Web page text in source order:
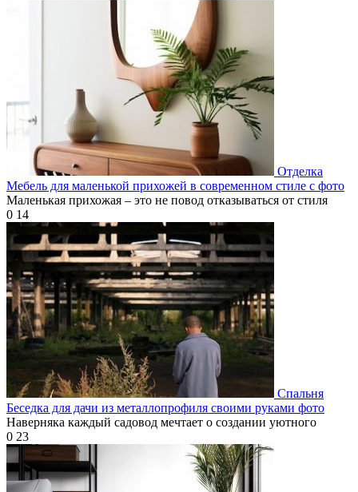
Отделка
Мебель для маленькой прихожей в современном стиле с фото
Маленькая прихожая – это не повод отказываться от стиля
0 14
Спальня
Беседка для дачи из металлопрофиля своими руками фото
Наверняка каждый садовод мечтает о создании уютного
0 23